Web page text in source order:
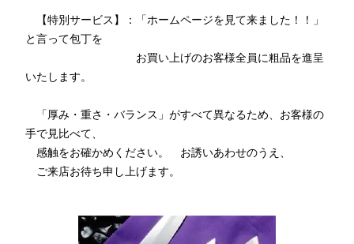
【特別サービス】：「ホームページを見て来ました！！」
と言って包丁を
お買い上げのお客様全員に粗品を進呈
いたします。
「厚み・重さ・バランス」がすべて異なるため、お客様の
手で見比べて、
感触をお確かめください。 お誘いあわせのうえ、
ご来店お待ち申し上げます。